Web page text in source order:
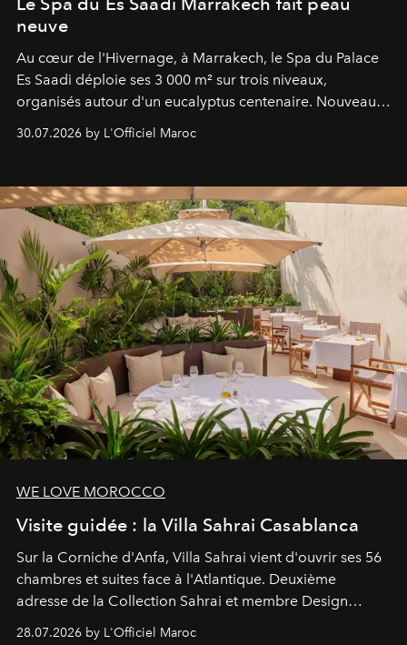
neuve
Au cœur de l'Hivernage, à Marrakech, le Spa du Palace
Es Saadi déploie ses 3 000 m² sur trois niveaux,
organisés autour d'un eucalyptus centenaire. Nouveau
neuro-cosmétique, parcours thermal et studio dédié au
entièreté, entre science des émotions et rituels
reposants.
30.07.2026 by L'Officiel Maroc
WE LOVE MOROCCO
Visite guidée : la Villa Sahrai Casablanca
Sur la Corniche d'Anfa, Villa Sahrai vient d'ouvrir ses 56
chambres et suites face à l'Atlantique. Deuxième
adresse de la Collection Sahrai et membre Design
28.07.2026 by L'Officiel Maroc